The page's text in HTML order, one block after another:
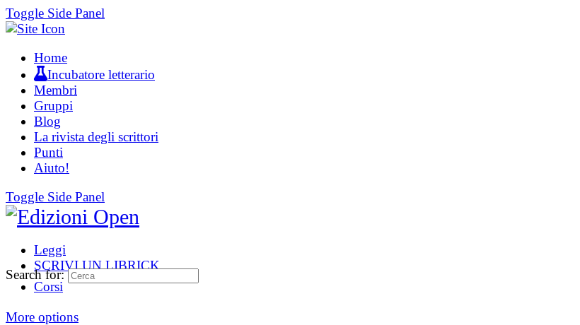
Toggle Side Panel
Home
Incubatore letterario
Membri
Gruppi
Blog
La rivista degli scrittori
Punti
Aiuto!
Toggle Side Panel
Leggi
SCRIVI UN LIBRICK
Corsi
More options
Search for: